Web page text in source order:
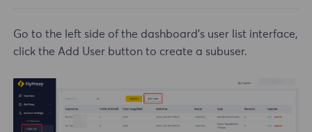
Go to the left side of the dashboard's user list interface,
click the Add User button to create a subuser.